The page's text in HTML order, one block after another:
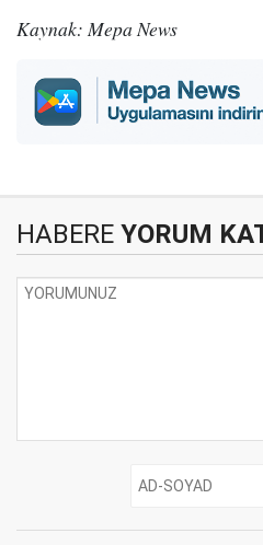
Kaynak: Mepa News
HABERE YORUM